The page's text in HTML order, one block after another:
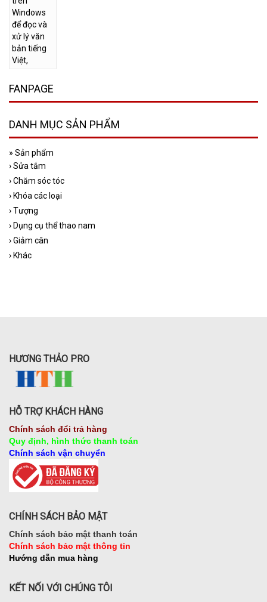
FANPAGE
DANH MỤC SẢN PHẨM
» Sản phẩm
›Sửa tắm
›Chăm sóc tóc
› Khóa các loại
›Tượng
› Dụng cụ thể thao nam
›Giảm cân
› Khác
HƯƠNG THẢO PRO
HỖ TRỢ KHÁCH HÀNG
Chính sách đổi trả hàng
Quy định, hình thức thanh toán
Chính sách vận chuyển
CHÍNH SÁCH BẢO MẬT
Chính sách bảo mật thanh toán
Chính sách bảo mật thông tin
Hướng dẫn mua hàng
KẾT NỐI VỚI CHÚNG TÔI